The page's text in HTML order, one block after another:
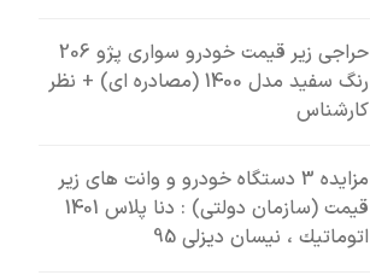
حراجی زیر قیمت خودرو سواری پژو 206
رنگ سفید مدل 1400 (مصادره ای) + نظر
کارشناس
مزایده 3 دستگاه خودرو و وانت های زیر
قیمت (سازمان دولتی) : دنا پلاس 1401
اتوماتيك ، نیسان دیزلی 95